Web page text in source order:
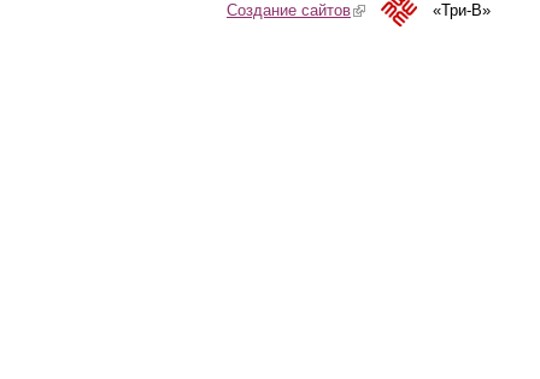
Создание сайтов(link is external)«Три-В»